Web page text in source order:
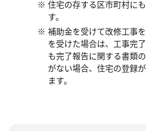
住宅の存する区市町村に
す。
補助金を受けて改修工事
を受けた場合は、工事完
も完了報告に関する書類
がない場合、住宅の登録
ます。